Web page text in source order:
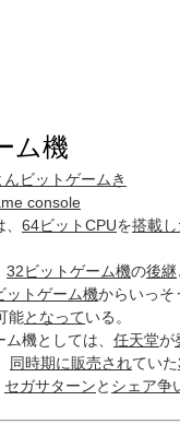
ム機
ビットゲームき
console
64ビットCPUを搭載し
32ビットゲーム機の後継
ットゲーム機からいっそ
能となっている。
機としては、 任天堂が
同時期に販売されていた
セガサターンと シェア争